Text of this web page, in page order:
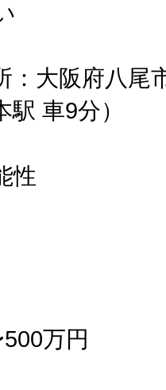
：大阪府八尾
駅 車9分）
性
万円